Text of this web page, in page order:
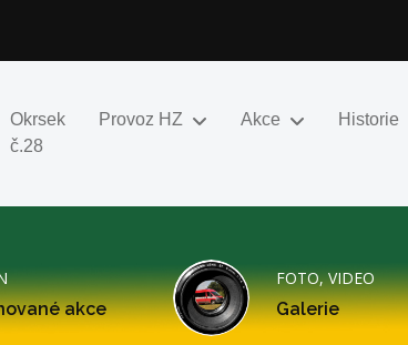
Okrsek
č.28
Provoz HZ Akce Historie
akce
FOTO, VIDEO
Galerie